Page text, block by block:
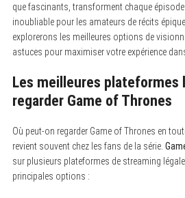
que fascinants, transforment chaque épisode
inoubliable pour les amateurs de récits
explorerons les meilleures options de
astuces pour maximiser votre expérience
Les meilleures plateformes
regarder Game of Thrones
Où peut-on regarder Game of Thrones en
revient souvent chez les fans de la série.
sur plusieurs plateformes de streaming
principales options :